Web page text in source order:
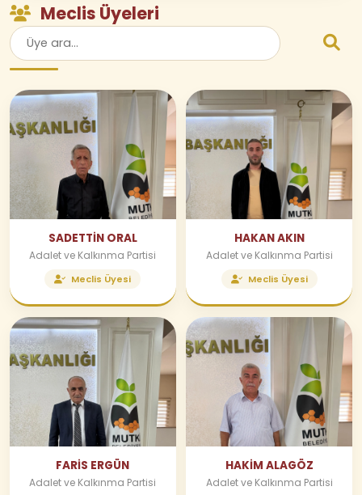
Meclis Üyeleri
SADETTİN ORAL
Adalet ve Kalkınma Partisi
Meclis Üyesi
HAKAN AKIN
Adalet ve Kalkınma Partisi
Meclis Üyesi
FARİS ERGÜN
Adalet ve Kalkınma Partisi
HAKİM ALAGÖZ
Adalet ve Kalkınma Partisi